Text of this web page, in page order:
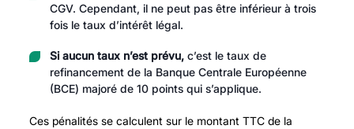
CGV. Cependant, il ne peut pas être inférieur à trois
fois le taux d’intérêt légal.
Si aucun taux n’est prévu,c’est le taux de
refinancement de la Banque Centrale Européenne
(BCE) majoré de 10 points qui s’applique.
Ces pénalités se calculent sur le montant TTC de la